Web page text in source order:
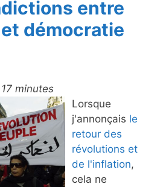
entre
démocratie
17 minutes
Lorsque
j'annonçais le
retour des
révolutions et
de l'inflation,
cela ne